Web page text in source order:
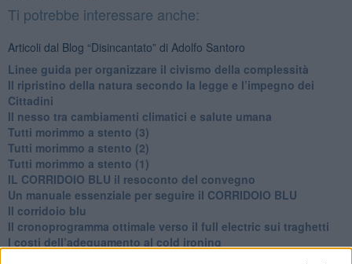
Ti potrebbe interessare anche:
Articoli dal Blog “Disincantato” di Adolfo Santoro
​Linee guida per organizzare il civismo della complessità
​Il ripristino della natura secondo la legge e l’impegno dei
Cittadini
Il nesso tra cambiamenti climatici e salute umana
Tutti morimmo a stento (3)
Tutti morimmo a stento (2)
​Tutti morimmo a stento (1)
IL CORRIDOIO BLU il resoconto del convegno
Un manuale essenziale per seguire il CORRIDOIO BLU
Il corridoio blu
​Il cronoprogramma ottimale verso il full electric sui traghetti
​I costi dell’adeguamento al cold ironing